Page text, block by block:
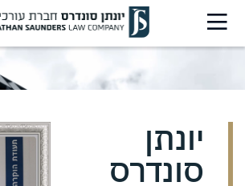
Saunders
>מאמרים יונתן סונדרס
הראשונים בגבייה
יונתן
סונדרס